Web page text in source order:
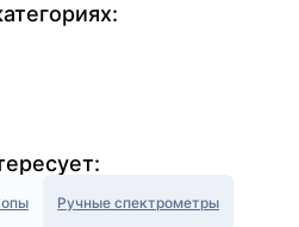
Ручные спектрометры